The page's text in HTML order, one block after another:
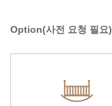
Option(사전 요청 필요)